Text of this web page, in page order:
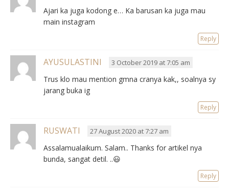
Ajari ka juga kodong e… Ka barusan ka juga mau
main instagram
Reply
AYUSULASTINI 3 October 2019 at 7:05 am
Trus klo mau mention gmna cranya kak,, soalnya sy
jarang buka ig
Reply
RUSWATI 27 August 2020 at 7:27 am
Assalamualaikum. Salam.. Thanks for artikel nya
bunda, sangat detil. ..😃
Reply